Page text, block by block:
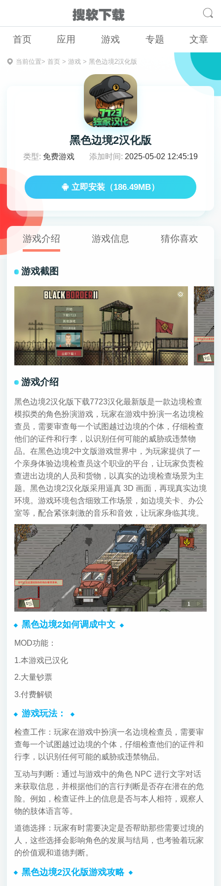
首页 应用 游戏 专题 文章
当前位置> 首页> 游戏> 黑色边境2汉化版
黑色边境2汉化版
类型: 免费游戏 添加时间: 2025-05-02 12:45:19
立即安装（186.49MB）
游戏介绍 游戏信息 猜你喜欢
游戏截图
游戏介绍
黑色边境2汉化版下载7723汉化最新版是一款边境检查
模拟类的角色扮演游戏，玩家在游戏中扮演一名边境检
查员，需要审查每一个试图越过边境的个体，仔细检查
他们的证件和行李，以识别任何可能的威胁或违禁物
品。在黑色边境2中文版游戏世界中，为玩家提供了一
个亲身体验边境检查员这个职业的平台，让玩家负责检
查进出边境的人员和货物，以真实的边境检查场景为主
题。黑色边境2汉化版采用逼真 3D 画面，再现真实边境
环境。游戏环境包含细致工作场景，如边境关卡、办公
室等，配合紧张刺激的音乐和音效，让玩家身临其境。
黑色边境2如何调成中文
MOD功能：
1.本游戏已汉化
2.大量钞票
3.付费解锁
游戏玩法：
检查工作：玩家在游戏中扮演一名边境检查员，需要审
查每一个试图越过边境的个体，仔细检查他们的证件和
行李，以识别任何可能的威胁或违禁物品。
互动与判断：通过与游戏中的角色 NPC 进行文字对话
来获取信息，并根据他们的言行判断是否存在潜在的危
险。例如，检查证件上的信息是否与本人相符，观察人
物的肢体语言等。
道德选择：玩家有时需要决定是否帮助那些需要过境的
人，这些选择会影响角色的发展与结局，也考验着玩家
的价值观和道德判断。
黑色边境2汉化版游戏攻略